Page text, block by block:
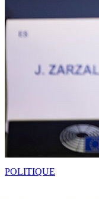
POLITIQUE